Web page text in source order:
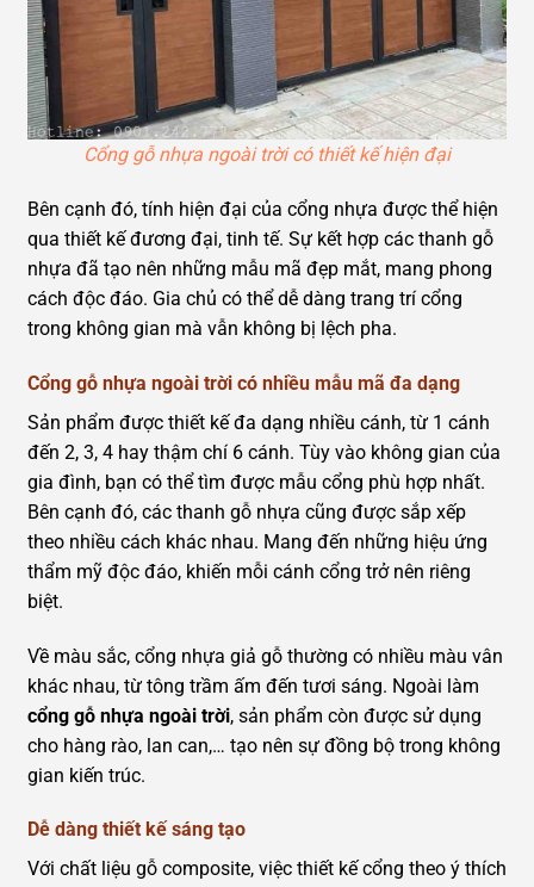
Cổng gỗ nhựa ngoài trời có thiết kế hiện đại
Bên cạnh đó, tính hiện đại của cổng nhựa được thể hiện
qua thiết kế đương đại, tinh tế. Sự kết hợp các thanh gỗ
nhựa đã tạo nên những mẫu mã đẹp mắt, mang phong
cách độc đáo. Gia chủ có thể dễ dàng trang trí cổng
trong không gian mà vẫn không bị lệch pha.
Cổng gỗ nhựa ngoài trời có nhiều mẫu mã đa dạng
Sản phẩm được thiết kế đa dạng nhiều cánh, từ 1 cánh
đến 2, 3, 4 hay thậm chí 6 cánh. Tùy vào không gian của
gia đình, bạn có thể tìm được mẫu cổng phù hợp nhất.
Bên cạnh đó, các thanh gỗ nhựa cũng được sắp xếp
theo nhiều cách khác nhau. Mang đến những hiệu ứng
thẩm mỹ độc đáo, khiến mỗi cánh cổng trở nên riêng
biệt.
Về màu sắc, cổng nhựa giả gỗ thường có nhiều màu vân
khác nhau, từ tông trầm ấm đến tươi sáng. Ngoài làm
cổng gỗ nhựa ngoài trời, sản phẩm còn được sử dụng
cho hàng rào, lan can,… tạo nên sự đồng bộ trong không
gian kiến trúc.
Dễ dàng thiết kế sáng tạo
Với chất liệu gỗ composite, việc thiết kế cổng theo ý thích